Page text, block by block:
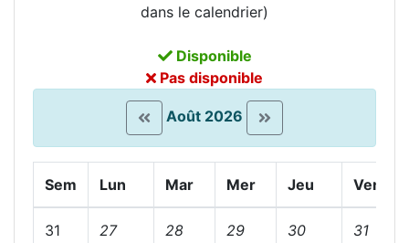
dans le calendrier)
Disponible
Pas disponible
Août 2026
Sem Lun Mar Mer Jeu Ven
31 27 28 29 30 31